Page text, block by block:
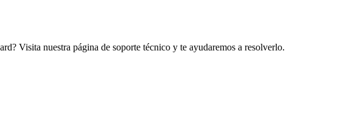
Visita nuestra página de soporte técnico y te ayudaremos a resolverlo.